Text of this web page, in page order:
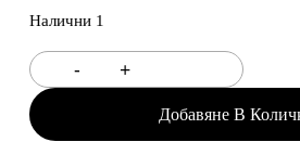
Налични 1
Добавяне В